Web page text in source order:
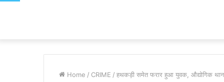
Home / CRIME / हथकड़ी समेत फरार हुआ युवक, औद्योगिक